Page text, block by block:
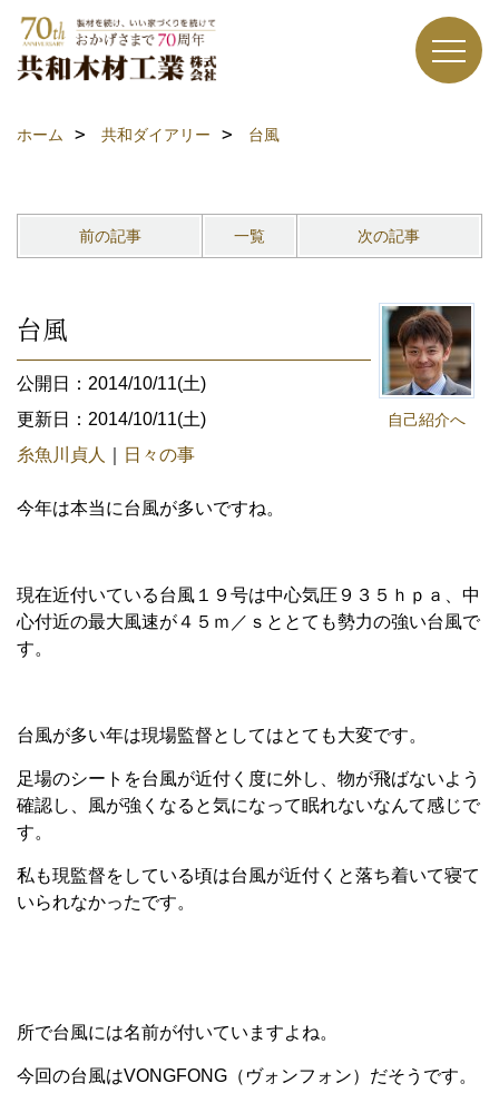
ホーム 共和ダイアリー 台風
前の記事 一覧 次の記事
自己紹介へ
台風
公開日：2014/10/11(土)
更新日：2014/10/11(土)
糸魚川貞人
日々の事
今年は本当に台風が多いですね。
現在近付いている台風１９号は中心気圧９３５ｈｐａ、中
心付近の最大風速が４５ｍ／ｓととても勢力の強い台風で
す。
台風が多い年は現場監督としてはとても大変です。
足場のシートを台風が近付く度に外し、物が飛ばないよう
確認し、風が強くなると気になって眠れないなんて感じで
す。
私も現監督をしている頃は台風が近付くと落ち着いて寝て
いられなかったです。
所で台風には名前が付いていますよね。
今回の台風はVONGFONG（ヴォンフォン）だそうです。